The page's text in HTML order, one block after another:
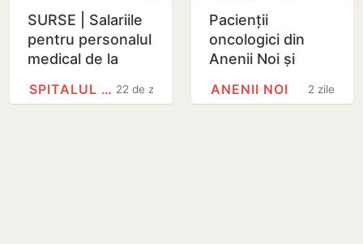
SURSE | Salariile
pentru personalul
medical de la
Republican din22 de zile
SPITALUL CLINIC REPUBLICAN
Pacienții
oncologici din
Anenii Noi și
face
2 zile
ANENII NOI